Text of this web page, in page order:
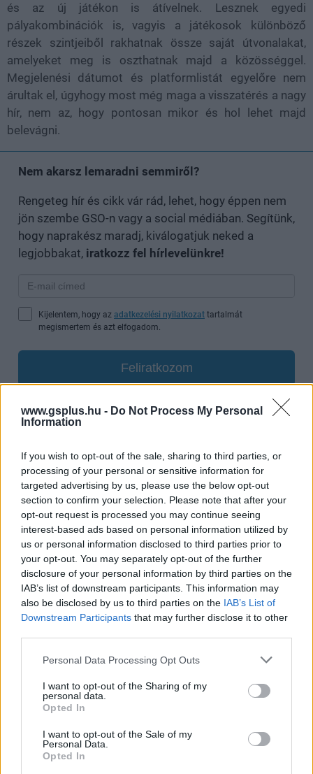
www.gsplus.hu - Do Not Process My Personal
Information
If you wish to opt-out of the sale, sharing to third parties, or
processing of your personal or sensitive information for
targeted advertising by us, please use the below opt-out
section to confirm your selection. Please note that after your
opt-out request is processed you may continue seeing
interest-based ads based on personal information utilized by
us or personal information disclosed to third parties prior to
your opt-out. You may separately opt-out of the further
disclosure of your personal information by third parties on the
IAB’s list of downstream participants. This information may
also be disclosed by us to third parties on the IAB’s List of
Downstream Participants that may further disclose it to other
Please note that this website/app uses one or more Google
not limited to your visit or usage behaviour. You may click to
grant or deny consent to Google and its third-party tags to
use your data for below specified purposes in below Google
consent section.
Personal Data Processing Opt Outs
I want to opt-out of the Sharing of my
personal data.
Opted In
I want to opt-out of the Sale of my
Personal Data.
Opted In
és az új játékon is átívelnek. Lesznek egyedi
pályakombinációk is, vagyis a játékosok különböző
részek szintjeiből rakhatnak össze saját útvonalakat,
amelyeket meg is oszthatnak majd a közösséggel.
Megjelenési dátumot és platformlistát egyelőre nem
árultak el, úgyhogy most még maga a visszatérés a nagy
hír, nem az, hogy pontosan mikor és hol lehet majd
belevágni.
Nem akarsz lemaradni semmiről?
Rengeteg hír és cikk vár rád, lehet, hogy éppen nem
jön szembe GSO-n vagy a social médiában. Segítünk,
hogy naprakész maradj, kiválogatjuk neked a
legjobbakat, iratkozz fel hírlevelünkre!
Kijelentem, hogy az adatkezelési nyilatkozat tartalmát
megismertem és azt elfogadom.
Feliratkozom
hangulata – Jön a második forduló! (X)
Július végén folytatódik a balatoni strandröplabda-
sorozat.
Címkék: #ecco the dolphin
Véres, komor Robin Hoodként